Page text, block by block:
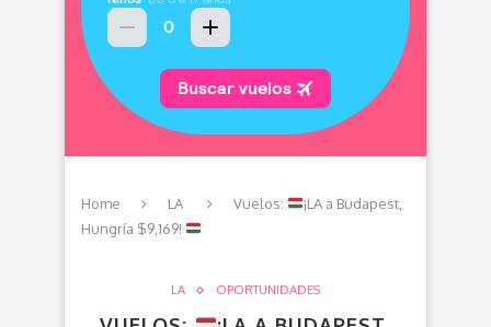
Home LA Vuelos:
¡LA a Budapest,
Hungría $9,169!
LA OPORTUNIDADES